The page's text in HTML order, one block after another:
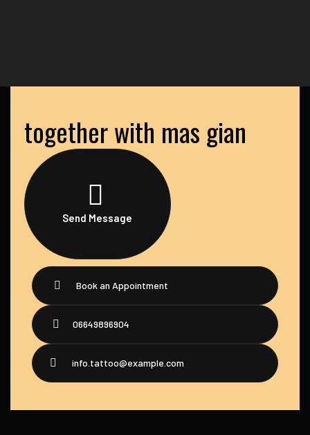
together with mas gian
Send Message
Book an Appointment
06649896904
info.tattoo@example.com